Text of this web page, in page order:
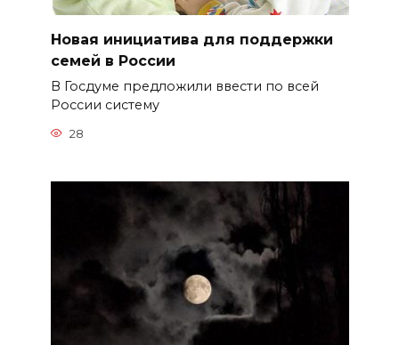
Новая инициатива для поддержки
семей в России
В Госдуме предложили ввести по всей
России систему
28